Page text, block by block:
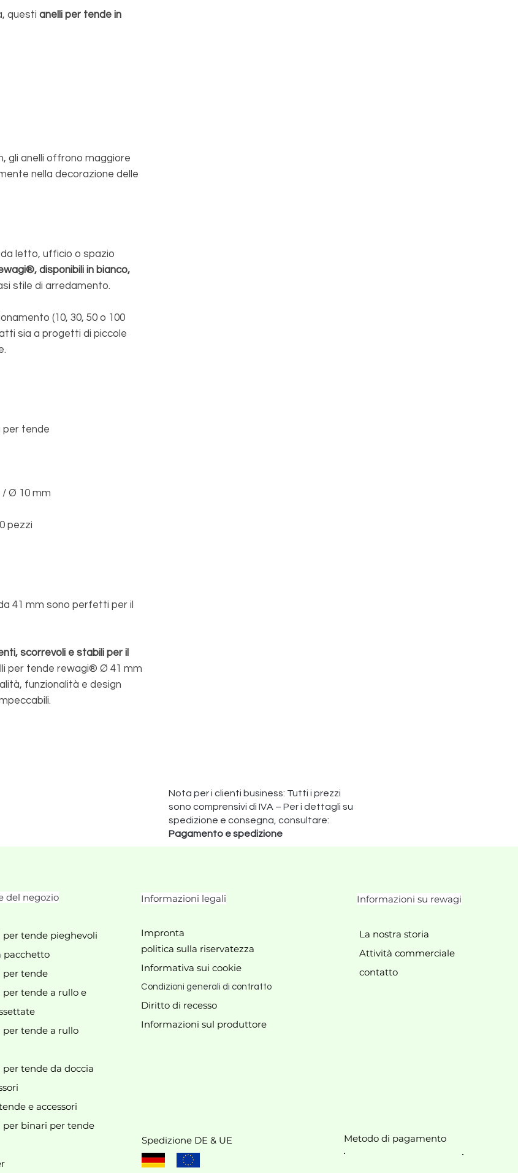
questi anelli per tende in
gli anelli offrono maggiore
nella decorazione delle
letto, ufficio o spazio
disponibili in bianco,
stile di arredamento.
(10, 30, 50 o 100
sia a progetti di piccole
per tende
/ Ø 10 mm
pezzi
41 mm sono perfetti per il
scorrevoli e stabili per il
per tende rewagi® Ø 41 mm
funzionalità e design
Nota per i clienti business: Tutti i prezzi
sono comprensivi di IVA – Per i dettagli su
spedizione e consegna, consultare:
Pagamento e spedizione
prodotti da mostrare qui.
del negozio
per tende pieghevoli
pacchetto
per tende
per tende a rullo e
per tende a rullo
per tende da doccia
e accessori
per binari per tende
Informazioni legali
Impronta
politica sulla riservatezza
Informativa sui cookie
Condizioni generali di contratto
Diritto di recesso
Informazioni sul produttore
Spedizione DE & UE
Informazioni su rewagi
La nostra storia
Attività commerciale
contatto
Metodo di pagamento